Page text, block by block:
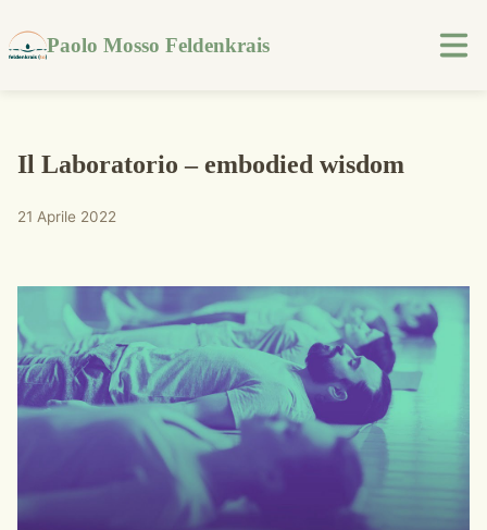
Paolo Mosso Feldenkrais
Il Laboratorio – embodied wisdom
21 Aprile 2022